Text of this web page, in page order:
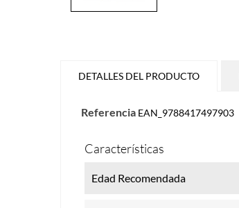
DETALLES DEL PRODUCTO
Referencia EAN_9788417497903
Características
Edad Recomendada